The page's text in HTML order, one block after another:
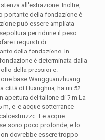
all'estrazione. Inoltre,
portante della fondazione è
può essere ampliata
per ridurre il peso
i requisiti di
della fondazione. In
è determinata dalla
della pressione.
base Wangguanzhuang
città di Huanghua, ha un 52
apertura del tallone di 7 m La
e le acque sotterranee
Le acque
sono poco profonde, e lo
dovrebbe essere troppo